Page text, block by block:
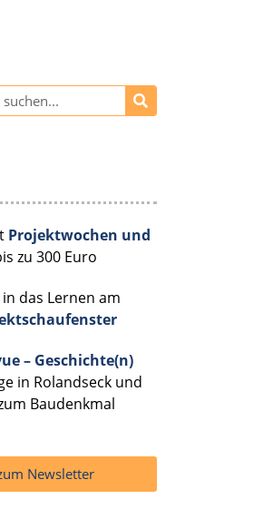
Projektwochen und
zu 300 Euro
das Lernen am
– Geschichte(n)
in Rolandseck und
Baudenkmal
Newsletter